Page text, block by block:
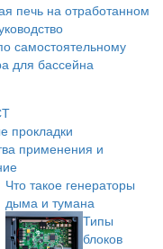
печь на отработанном
самостоятельному
для бассейна
прокладки
применения и
Что такое генераторы
дыма и тумана
Типы
блоков